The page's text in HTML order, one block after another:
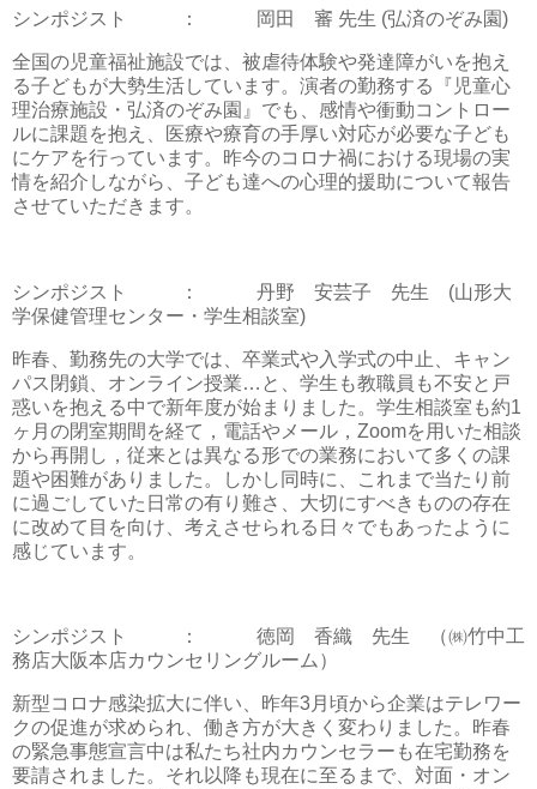
シンポジスト ： 岡田 審 先生 (弘済のぞみ園)
全国の児童福祉施設では、被虐待体験や発達障がいを抱え
る子どもが大勢生活しています。演者の勤務する『児童心
理治療施設・弘済のぞみ園』でも、感情や衝動コントロー
ルに課題を抱え、医療や療育の手厚い対応が必要な子ども
にケアを行っています。昨今のコロナ禍における現場の実
情を紹介しながら、子ども達への心理的援助について報告
させていただきます。
シンポジスト ： 丹野 安芸子 先生 (山形大
学保健管理センター・学生相談室)
昨春、勤務先の大学では、卒業式や入学式の中止、キャン
パス閉鎖、オンライン授業…と、学生も教職員も不安と戸
惑いを抱える中で新年度が始まりました。学生相談室も約1
ヶ月の閉室期間を経て，電話やメール， Zoomを用いた相談
から再開し，従来とは異なる形での業務において多くの課
題や困難がありました。しかし同時に、これまで当たり前
に過ごしていた日常の有り難さ、大切にすべきものの存在
に改めて目を向け、考えさせられる日々でもあったように
感じています。
シンポジスト ：
徳岡 香織 先生 （㈱竹中工
務店大阪本店カウンセリングルーム）
新型コロナ感染拡大に伴い、昨年3月頃から企業はテレワー
クの促進が求められ、働き方が大きく変わりました。昨春
の緊急事態宣言中は私たち社内カウンセラーも在宅勤務を
要請されました。それ以降も現在に至るまで、対面・オン